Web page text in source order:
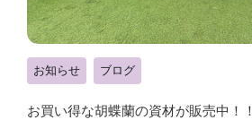
お知らせ ブログ
お買い得な胡蝶蘭の資材が販売中！！